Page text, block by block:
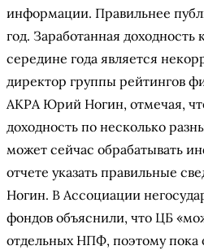
информации. Правильнее
год. Заработанная доходность
середине года является
директор группы рейтингов
АКРА Юрий Ногин, отмечая,
доходность по несколько
может сейчас обрабатывать
отчете указать правильные
Ногин. В Ассоциации
фондов объяснили, что ЦБ
отдельных НПФ, поэтому